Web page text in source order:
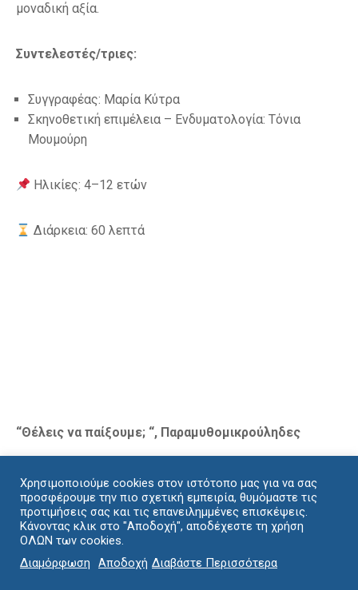
μοναδική αξία.
Συντελεστές/τριες:
Συγγραφέας: Μαρία Κύτρα
Σκηνοθετική επιμέλεια – Ενδυματολογία: Τόνια
Μουμούρη
Ηλικίες: 4–12 ετών
Διάρκεια: 60 λεπτά
“Θέλεις να παίξουμε; “, Παραμυθομικρούληδες
Μελέσες – Δήμος Αρχανών-Αστερουσίων
Τετάρτη 29 Ιουλίου 2026 | 20:30
Πλατεία Παναγίας
Χρησιμοποιούμε cookies στον ιστότοπο μας για να σας
προσφέρουμε την πιο σχετική εμπειρία, θυμόμαστε τις
προτιμήσεις σας και τις επανειλημμένες επισκέψεις.
Κάνοντας κλικ στο "Αποδοχή", αποδέχεστε τη χρήση
ΟΛΩΝ των cookies.
Διαμόρφωση
Αποδοχή Διαβάστε Περισσότερα